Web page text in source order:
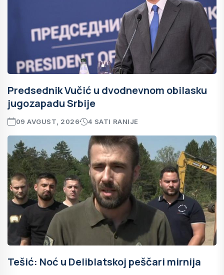
Predsednik Vučić u dvodnevnom obilasku
jugozapadu Srbije
09 AVGUST, 2026 4 SATI RANIJE
Tešić: Noć u Deliblatskoj peščari mirnija